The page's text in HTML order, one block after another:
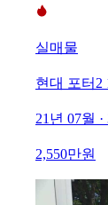
실매물
현대 포터2
21년 07월 ·
2,550만원